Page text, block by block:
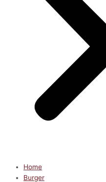
Home
Burger